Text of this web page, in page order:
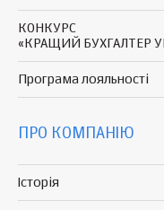
КОНКУРС
«КРАЩИЙ БУХГАЛТЕР
Програма лояльності
ПРО КОМПАНІЮ
Історія